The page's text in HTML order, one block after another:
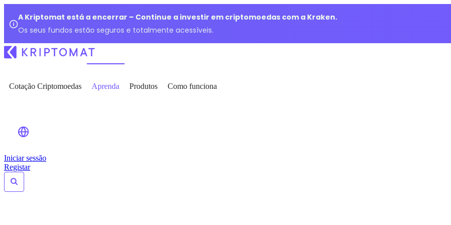
A Kriptomat está a encerrar – Continue a investir em criptomoedas com a Kraken.
Os seus fundos estão seguros e totalmente acessíveis.
Cotação Criptomoedas Aprenda Produtos Como funciona
Iniciar sessão
Registar